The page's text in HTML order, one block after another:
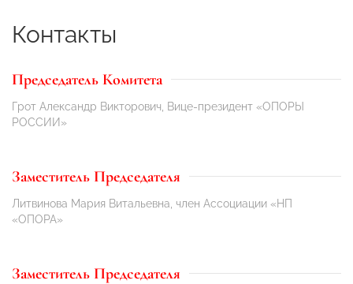
Контакты
Председатель Комитета
Грот Александр Викторович, Вице-президент «ОПОРЫ
РОССИИ»
Заместитель Председателя
Литвинова Мария Витальевна, член Ассоциации «НП
«ОПОРА»
Заместитель Председателя